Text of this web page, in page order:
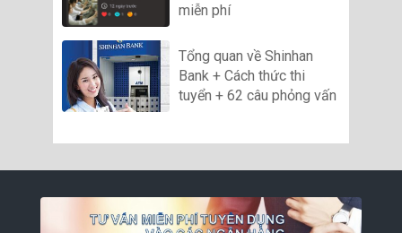
miễn phí
Tổng quan về Shinhan
Bank + Cách thức thi
tuyển + 62 câu phỏng vấn